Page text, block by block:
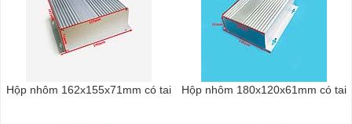
Hộp nhôm 162x155x71mm có tai Hộp nhôm 180x120x61mm có tai